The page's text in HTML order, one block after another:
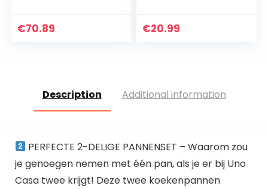
met Glas deksel
€70.89
Ideaal voor
€20.99
Description Additional information
PERFECTE 2-DELIGE PANNENSET – Waarom zou
je genoegen nemen met één pan, als je er bij Uno
Casa twee krijgt! Deze twee koekenpannen